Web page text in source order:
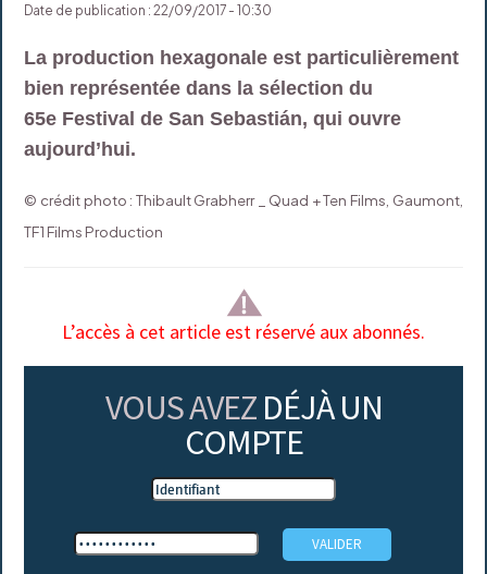
Date de publication : 22/09/2017 - 10:30
La production hexagonale est particulièrement
bien représentée dans la sélection du
65e Festival de San Sebastián, qui ouvre
aujourd’hui.
© crédit photo : Thibault Grabherr _ Quad + Ten Films, Gaumont,
TF1 Films Production
L’accès à cet article est réservé aux abonnés.
VOUS AVEZ DÉJÀ UN
COMPTE